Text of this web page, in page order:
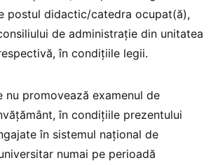
postul didactic/catedra ocupat(ă),
de administraţie din unitatea
în condiţiile legii.
nu promovează examenul de
în condiţiile prezentului
în sistemul naţional de
numai pe perioadă